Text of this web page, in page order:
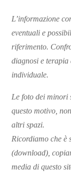
L’informazione
eventuali e
riferimento.
diagnosi e
individuale.
Le foto dei minori
questo motivo,
altri spazi.
Ricordiamo che è
(download),
media di questo